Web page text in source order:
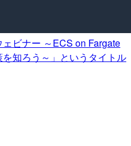
ェビナー ～ECS on Fargate
知ろう～」というタイトル